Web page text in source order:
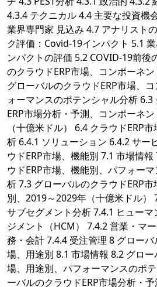
4.3.4 テクニカル 4.4 主要な投資機
業界専門家 見込み 4.7 アナリスト
ク評価：Covid-19インパクト 5.1
ンパクトの評価 5.2 COVID-19前後
のクラウドERP市場、コンポーネ
グローバルのクラウドERP市場、
ォーマンスのポテンシャル分析
ERP市場分析・予測、コンポーネ
（十億米ドル） 6.4 クラウドERP
析 6.4.1 ソリューション 6.4.2 サー
ウドERP市場、機能別 7.1 市場情
ウドERP市場、機能別、パフォー
析 7.3 グローバルのクラウドERP
別、2019～2029年（十億米ドル）
サブセグメント分析 7.4.1 ヒュー
ジメント（HCM） 7.4.2 営業・マ
務・会計 7.4.4 受注管理 8 グロー
場、用途別 8.1 市場情報 8.2 グロ
場、用途別、パフォーマンスのポ
ーバルのクラウドERP市場分析・